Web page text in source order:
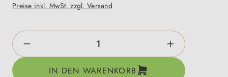
Preise inkl. MwSt. zzgl. Versand
Produkt Anzahl: Gib den gewünschten
IN DEN WARENKORB